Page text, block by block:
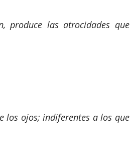
produce las atrocidades que
los ojos; indiferentes a los que